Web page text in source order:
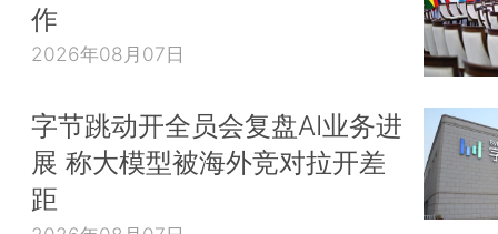
作
2026年08月07日
字节跳动开全员会复盘AI业务进
展 称大模型被海外竞对拉开差
距